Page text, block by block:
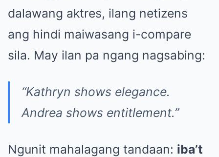
dalawang aktres, ilang netizens
ang hindi maiwasang i-compare
sila. May ilan pa ngang nagsabing:
“Kathryn shows elegance.
Andrea shows entitlement.”
Ngunit mahalagang tandaan: iba’t